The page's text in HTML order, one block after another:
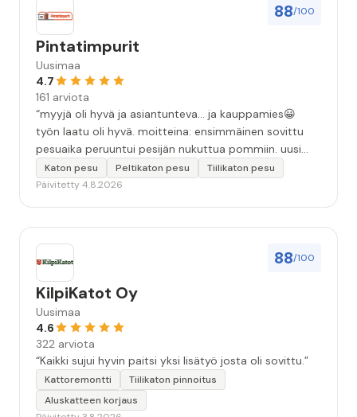
88/100
Pintatimpurit
Uusimaa
4.7
161 arviota
“myyjä oli hyvä ja asiantunteva... ja kauppamies😀
työn laatu oli hyvä. moitteina: ensimmäinen sovittu
pesuaika peruuntui pesijän nukuttua pommiin. uusi
aika piti ja työn jälki oikein hyvää ja osaavaa. toinen
murhe tuli koska olimme matkoilla ja jossain
vuorokautta pihalle...kunnes naapuri uskaltautui
hommiin ja hyvä tulee. ”
Katon pesu Peltikaton pesu
Tiilikaton pesu
Päivitetty 4.8.2026
88/100
KilpiKatot Oy
Uusimaa
4.6
322 arviota
“Kaikki sujui hyvin paitsi yksi lisätyö josta oli sovittu.”
Kattoremontti
Tiilikaton pinnoitus
Aluskatteen korjaus